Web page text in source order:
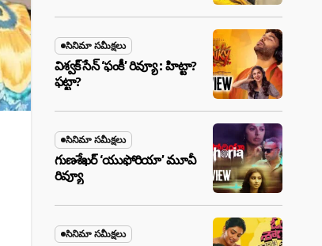
సినిమా సమీక్షలు
విశ్వక్ సేన్ ‘ఫంకీ’ రివ్యూ : హిట్టా?
ఫట్టా?
సినిమా సమీక్షలు
గుణశేఖర్ ‘యుఫోరియా’ మూవీ
రివ్యూ
సినిమా సమీక్షలు